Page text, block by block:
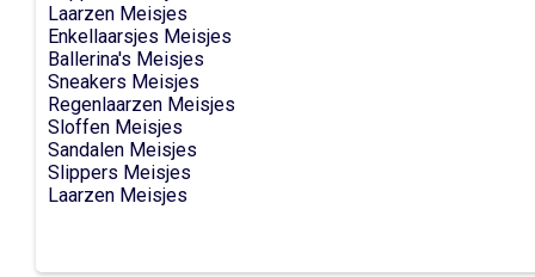
Laarzen Meisjes
Enkellaarsjes Meisjes
Ballerina's Meisjes
Sneakers Meisjes
Regenlaarzen Meisjes
Sloffen Meisjes
Sandalen Meisjes
Slippers Meisjes
Laarzen Meisjes